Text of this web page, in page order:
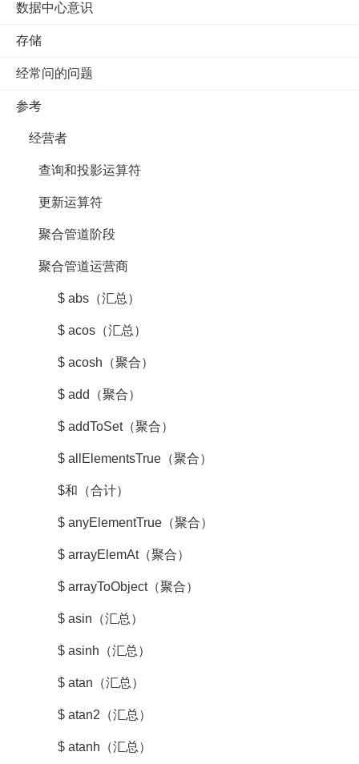
数据中心意识
存储
经常问的问题
参考
经营者
查询和投影运算符
更新运算符
聚合管道阶段
聚合管道运营商
$ abs（汇总）
$ acos（汇总）
$ acosh（聚合）
$ add（聚合）
$ addToSet（聚合）
$ allElementsTrue（聚合）
$和（合计）
$ anyElementTrue（聚合）
$ arrayElemAt（聚合）
$ arrayToObject（聚合）
$ asin（汇总）
$ asinh（汇总）
$ atan（汇总）
$ atan2（汇总）
$ atanh（汇总）